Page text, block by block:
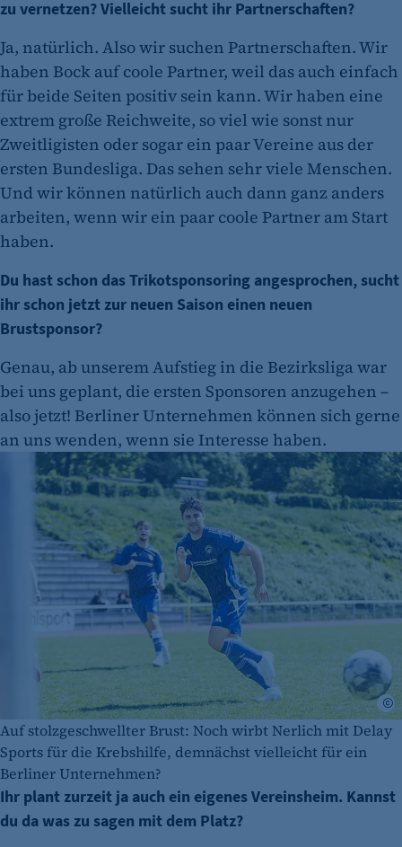
zu vernetzen? Vielleicht sucht ihr Partnerschaften?
Ja, natürlich. Also wir suchen Partnerschaften. Wir
haben Bock auf coole Partner, weil das auch einfach
für beide Seiten positiv sein kann. Wir haben eine
extrem große Reichweite, so viel wie sonst nur
Zweitligisten oder sogar ein paar Vereine aus der
ersten Bundesliga. Das sehen sehr viele Menschen.
Und wir können natürlich auch dann ganz anders
arbeiten, wenn wir ein paar coole Partner am Start
haben.
Du hast schon das Trikotsponsoring angesprochen, sucht
ihr schon jetzt zur neuen Saison einen neuen
Brustsponsor?
Genau, ab unserem Aufstieg in die Bezirksliga war
bei uns geplant, die ersten Sponsoren anzugehen –
also jetzt! Berliner Unternehmen können sich gerne
an uns wenden, wenn sie Interesse haben.
Auf stolzgeschwellter Brust: Noch wirbt Nerlich mit Delay
Sports für die Krebshilfe, demnächst vielleicht für ein
Berliner Unternehmen?
Ihr plant zurzeit ja auch ein eigenes Vereinsheim. Kannst
du da was zu sagen mit dem Platz?